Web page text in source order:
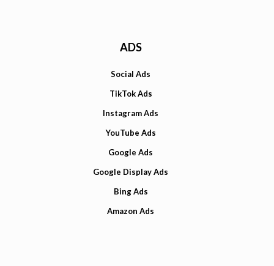
ADS
Social Ads
TikTok Ads
Instagram Ads
YouTube Ads
Google Ads
Google Display Ads
Bing Ads
Amazon Ads